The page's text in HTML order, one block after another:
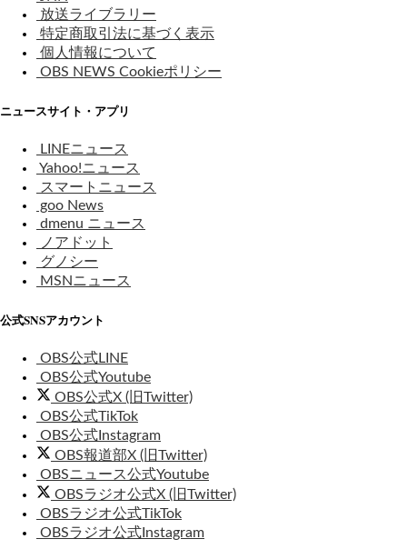
放送ライブラリー
特定商取引法に基づく表示
個人情報について
OBS NEWS Cookieポリシー
ニュースサイト・アプリ
LINEニュース
Yahoo!ニュース
スマートニュース
goo News
dmenu ニュース
ノアドット
グノシー
MSNニュース
公式SNSアカウント
OBS公式LINE
OBS公式Youtube
OBS公式X (旧Twitter)
OBS公式TikTok
OBS公式Instagram
OBS報道部X (旧Twitter)
OBSニュース公式Youtube
OBSラジオ公式X (旧Twitter)
OBSラジオ公式TikTok
OBSラジオ公式Instagram